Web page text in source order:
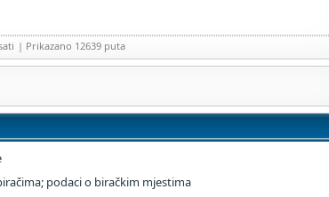
| Prikazano 12639 puta
podaci o biračkim mjestima